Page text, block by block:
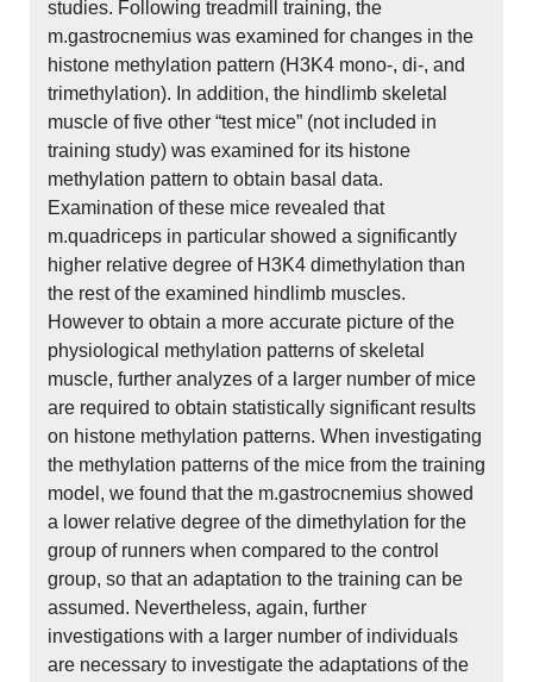
studies. Following treadmill training, the
m.gastrocnemius was examined for changes in the
histone methylation pattern (H3K4 mono-, di-, and
trimethylation). In addition, the hindlimb skeletal
muscle of five other “test mice” (not included in
training study) was examined for its histone
methylation pattern to obtain basal data.
Examination of these mice revealed that
m.quadriceps in particular showed a significantly
higher relative degree of H3K4 dimethylation than
the rest of the examined hindlimb muscles.
However to obtain a more accurate picture of the
physiological methylation patterns of skeletal
muscle, further analyzes of a larger number of mice
are required to obtain statistically significant results
on histone methylation patterns. When investigating
the methylation patterns of the mice from the training
model, we found that the m.gastrocnemius showed
a lower relative degree of the dimethylation for the
group of runners when compared to the control
group, so that an adaptation to the training can be
assumed. Nevertheless, again, further
investigations with a larger number of individuals
are necessary to investigate the adaptations of the